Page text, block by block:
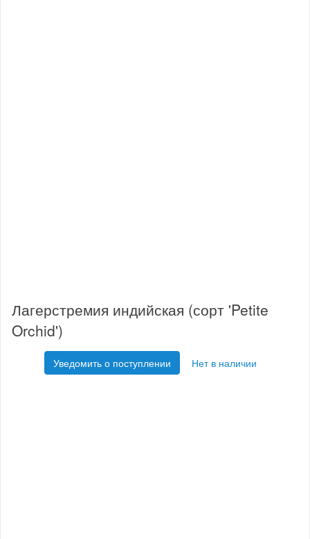
Лагерстремия индийская (сорт 'Petite
Orchid')
Уведомить о поступлении Нет в наличии